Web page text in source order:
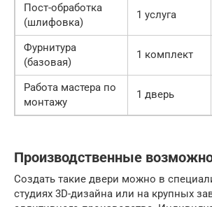
Пост-обработка
(шлифовка)
1 услуга
Фурнитура
(базовая)
1 комплект
Работа мастера по
монтажу
1 дверь
Производственные
Создать такие двери можно в
студиях 3D-дизайна или на крупных